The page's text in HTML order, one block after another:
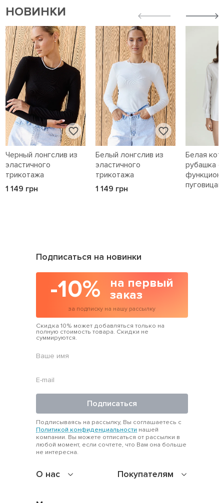
НОВИНКИ
Черный лонгслив из
эластичного
трикотажа
1 149 грн
Белый лонгслив из
эластичного
трикотажа
1 149 грн
Белая
рубашка с
О нас Покупателям
Подписаться на новинки
-10%
на первый
заказ
за подписку на нашу рассылку
Скидка 10% может добавляться только на
полную стоимость товара. Скидки не
суммируются.
Подписаться
Подписываясь на рассылку, Вы соглашаетесь с
Политикой конфиденциальности нашей
компании. Вы можете отписаться от рассылки в
любой момент, если сочтете, что Вам она больше
не интересна.